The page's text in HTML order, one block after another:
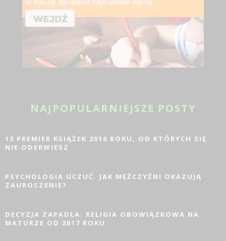
NAJPOPULARNIEJSZE POSTY
13 PREMIER KSIĄŻEK 2016 ROKU, OD KTÓRYCH SIĘ
NIE ODERWIESZ
PSYCHOLOGIA UCZUĆ. JAK MĘŻCZYŹNI OKAZUJĄ
ZAUROCZENIE?
DECYZJA ZAPADŁA: RELIGIA OBOWIĄZKOWA NA
MATURZE OD 2017 ROKU